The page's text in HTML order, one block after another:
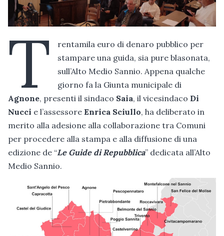
T
rentamila euro di denaro pubblico per
stampare una guida, sia pure blasonata,
sull’Alto Medio Sannio. Appena qualche
giorno fa la Giunta municipale di
Agnone, presenti il sindaco Saia, il vicesindaco Di
Nucci e l’assessore Enrica Sciullo, ha deliberato in
merito alla adesione alla collaborazione tra Comuni
per procedere alla stampa e alla diffusione di una
edizione de “Le Guide di Repubblica” dedicata all’Alto
Medio Sannio.